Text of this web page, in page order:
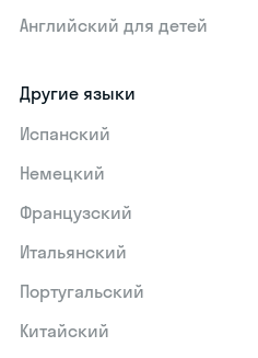
Английский для детей
Другие языки
Испанский
Немецкий
Французский
Итальянский
Португальский
Китайский